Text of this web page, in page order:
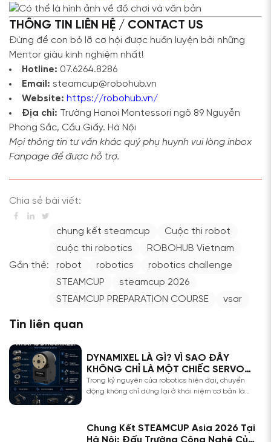
THÔNG TIN LIÊN HỆ / CONTACT US
Đừng để con bỏ lỡ cơ hội được huấn luyện bởi những
Mentor giàu kinh nghiệm nhất!
Hotline: 07.6264.8286
Email: steamcup@robohub.vn
Website: https://robohub.vn/
Địa chỉ: Trường Hanoi Montessori ngõ 89 Nguyễn
Phong Sắc, Cầu Giấy. Hà Nội
Mọi thông tin tư vấn khác quý phụ huynh vui lòng inbox
Fanpage để được hỗ trợ.
Chia sẻ bài viết:
Gắn thẻ:
chung kết steamcup
Cuộc thi robot
cuộc thi robotics
ROBOHUB Vietnam
robot
robotics
robotics challenge
STEAMCUP
steamcup 2026
STEAMCUP PREPARATION COURSE
vsar
Tin liên quan
DYNAMIXEL LÀ GÌ? VÌ SAO ĐÂY
KHÔNG CHỈ LÀ MỘT CHIẾC SERVO
THÔNG THƯỜNG?
Trong kỷ nguyên của robotics hiện đại, chuyển
động không chỉ dừng lại ở khái niệm cơ bản là
khả năng điều khiển độ chính xác tuyệt đối, phản
hồi dữ liệu theo thời gian thực […]
Chung Kết STEAMCUP Asia 2026 Tại
Hà Nội: Đấu Trường Công Nghệ Của